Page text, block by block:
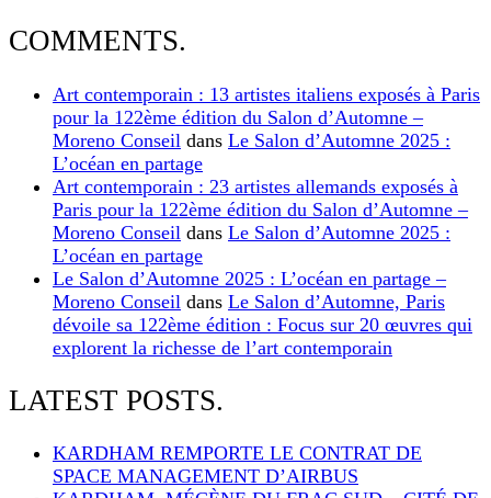
COMMENTS.
Art contemporain : 13 artistes italiens exposés à Paris
pour la 122ème édition du Salon d’Automne –
Moreno Conseil dans Le Salon d’Automne 2025 :
L’océan en partage
Art contemporain : 23 artistes allemands exposés à
Paris pour la 122ème édition du Salon d’Automne –
Moreno Conseil dans Le Salon d’Automne 2025 :
L’océan en partage
Le Salon d’Automne 2025 : L’océan en partage –
Moreno Conseil dans Le Salon d’Automne, Paris
dévoile sa 122ème édition : Focus sur 20 œuvres qui
explorent la richesse de l’art contemporain
LATEST POSTS.
KARDHAM REMPORTE LE CONTRAT DE
SPACE MANAGEMENT D’AIRBUS